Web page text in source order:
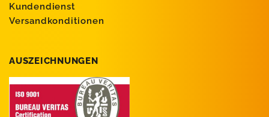
Kundendienst
Versandkonditionen
AUSZEICHNUNGEN